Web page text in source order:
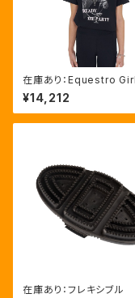
在庫あり：Equestro
eady To The Party Ｔ
ツ ラインストーンTシャツ
A00249）
¥14,212
在庫あり：フレキシブル